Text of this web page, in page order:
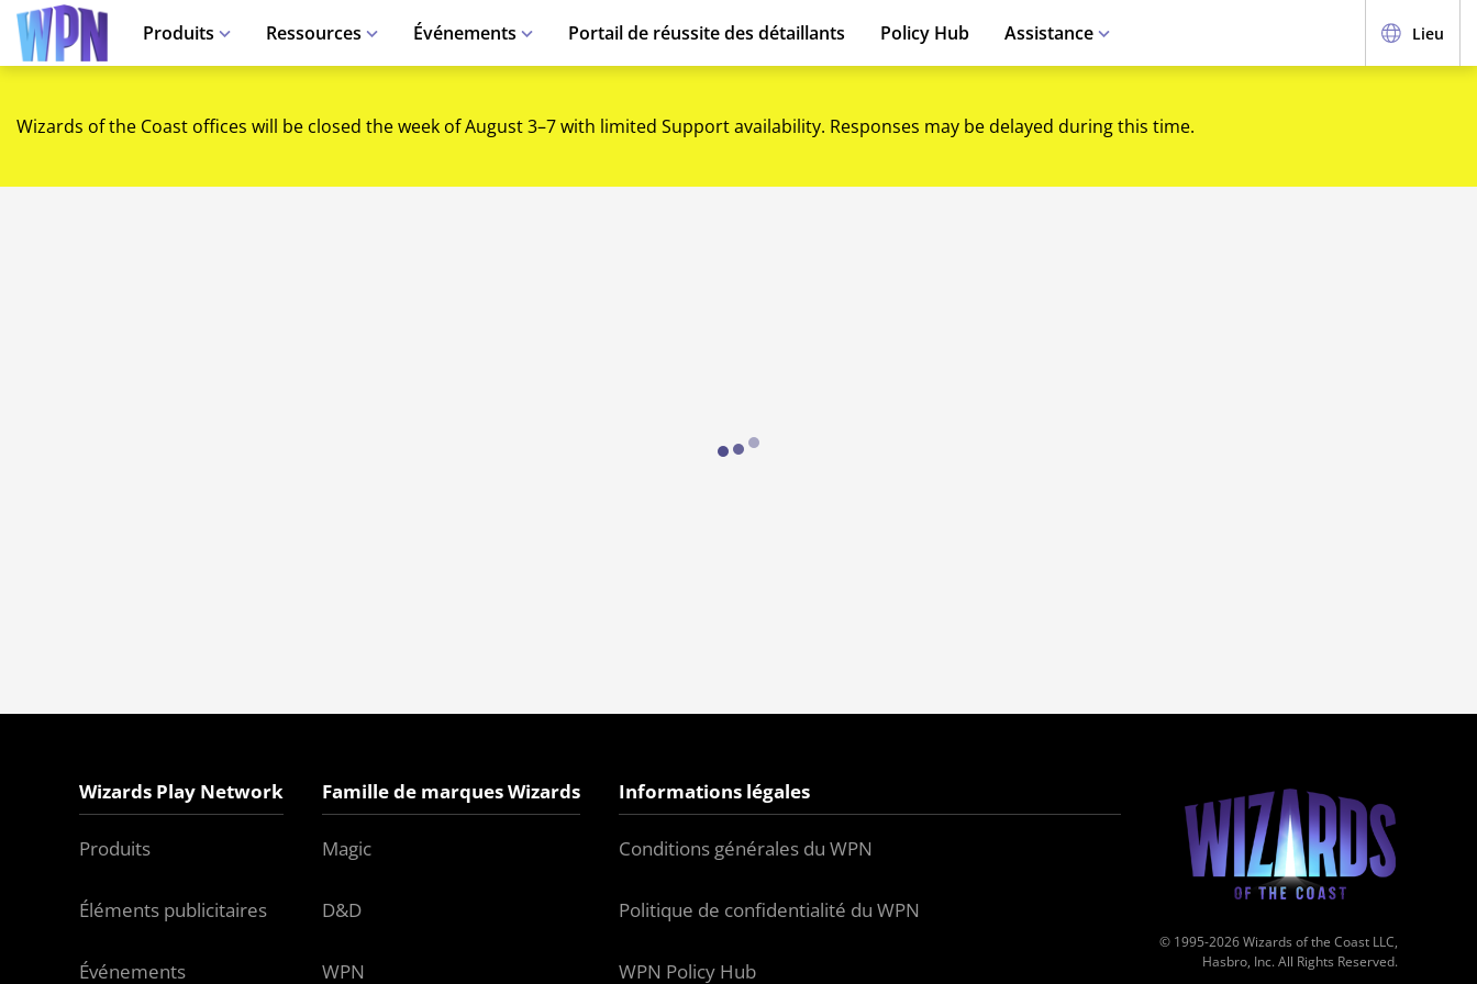
Produits Ressources Événements Portail de réussite des détaillants Policy Hub Assistance Lieu
Wizards of the Coast offices will be closed the week of August 3–7 with limited Support availability. Responses may be delayed during this time.
Loading...
Wizards Play Network
Produits
Éléments publicitaires
Événements
Famille de marques Wizards
Magic
D&D
WPN
Informations légales
Conditions générales du WPN
Politique de confidentialité du WPN
WPN Policy Hub
© 1995-2026 Wizards of the Coast LLC,
Hasbro, Inc. All Rights Reserved.